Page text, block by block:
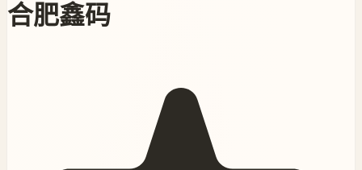
合肥鑫码